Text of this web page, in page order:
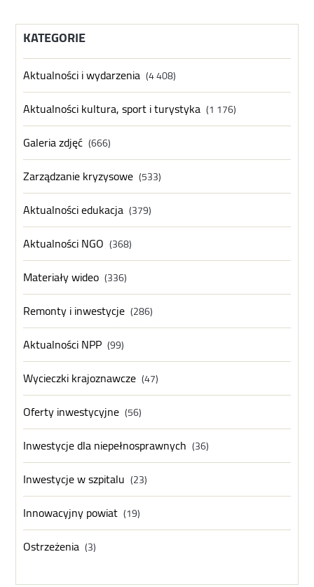
KATEGORIE
Aktualności i wydarzenia (4 408)
Aktualności kultura, sport i turystyka (1 176)
Galeria zdjęć (666)
Zarządzanie kryzysowe (533)
Aktualności edukacja (379)
Aktualności NGO (368)
Materiały wideo (336)
Remonty i inwestycje (286)
Aktualności NPP (99)
Wycieczki krajoznawcze (47)
Oferty inwestycyjne (56)
Inwestycje dla niepełnosprawnych (36)
Inwestycje w szpitalu (23)
Innowacyjny powiat (19)
Ostrzeżenia (3)